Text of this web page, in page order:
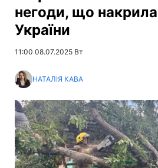
негоди, що накрила
України
11:00 08.07.2025 Вт
НАТАЛІЯ КАВА